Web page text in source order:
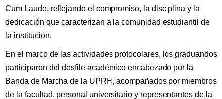
Cum Laude, reflejando el compromiso, la disciplina y la
dedicación que caracterizan a la comunidad estudiantil de
la institución.
En el marco de las actividades protocolares, los graduandos
participaron del desfile académico encabezado por la
Banda de Marcha de la UPRH, acompañados por miembros
de la facultad, personal universitario y representantes de la